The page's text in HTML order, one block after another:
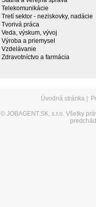
Telekomunikácie
Tretí sektor - neziskovky, nadácie
Tvorivá práca
Veda, výskum, vývoj
Výroba a priemysel
Vzdelávanie
Zdravotníctvo a farmácia
Úvodná stránka
© JOBAGENT.SK, s.r.o. Všetky